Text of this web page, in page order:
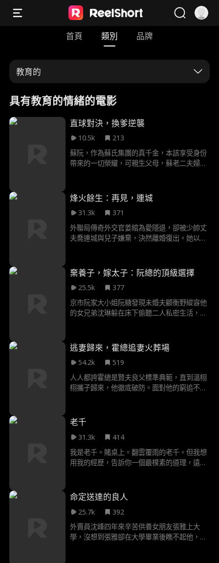
首頁 類別 品牌
教育的
具有教育的情緒的電影
直球對決，換爹逆襲
10.5k
213
蘇阮，作為蘇氏集團的真千金，本該享受身份
帶來的一切榮耀，可親生父母，蘇老二夫婦—
生日，只有大伯父和大伯母趕來送她最後一
程。重生歸來，面對這對偏心的父母和哥哥，
她直接決定換父母，讓大伯父和大伯母做自己
的父母。親生父母覺得她愚蠢至極，大伯父是
個殘廢，那一房早就沒了任何權力，只有跟著
了她。蘇阮卻說，即使他們無權無勢，自己也
心甘情願做他們的女兒。至於權勢。她會把大
伯父被親生父母奪走的一切，全都奪回來。於
是。蘇家的家宴上，蘇老爺子本要宣佈蘇老二
當家主，前提是蘇老二必須拿到全國首富的訂
爺子說了，拿到首富訂單的人就是家主，那不
妨跟蘇老二打個賭，誰能拿到訂單，誰就是家
主。賭輸了，當場從蘇家族譜除名！蘇老二信
心滿滿，一口答應。然而全國首富的助理拿著
合同出現時，卻鄭重地將合同遞給了蘇阮的大
烽火餘生：再見，連城
31.3k
371
外聯局傳奇外交官姜綰為愛隱退，卻被少帥丈
夫喬連城與兒子嫌棄，決然離婚復出。她以
要嫁給喬連城，於是借哥哥對喬連城的救命之
恩對其糾纏不休，還屢次挑撥姜綰與喬連城和
兒子的關係，終被揭穿漢奸之妹身份入獄。喬
連城明白自己錯過了姜綰，遂奔赴戰場最終戰
死，遺書告白此生惟願與你共白頭。姜綰帶著
棄養子，嫁太子：阮總的頂級選擇
25.5k
377
京市阮家大小姐阮糖發現未婚夫顧衡野縱容他
的女兄弟沈琳躲在床下偷聽二人私密生活，顧
一次機會。顧衡野卻得寸進尺，與他的兄弟團
一起欺辱打壓阮糖，直到他發現阮糖的真實身
份，並且早已改嫁京市太子爺，明白自己只是
顧家的一枚棋子後，徹底破防了……
逃妻歸來，霍總追妻火葬場
54.2k
519
人人都誇霍總是賢夫良父標準典範，直到溫栩
栩攜子歸來，他徹底破防。面對他的窮追不
現，才終於認命，追妻火葬場？他得要先排隊
才行！
老千
31.3k
414
我是老千。賭桌上。翻雲覆雨的老千。但我想
用我的經歷，告訴你一個最樸素的道理，遠離
命定送達的良人
25.7k
392
外賣員沈峰四年來辛苦供養女朋友張雅上大
學，沒想到張雅卻在大學畢業後瞧不起他，出